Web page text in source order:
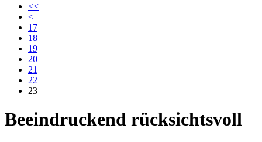
<<
<
17
18
19
20
21
22
23
Beeindruckend rücksichtsvoll